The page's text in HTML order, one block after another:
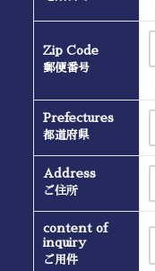
Zip Code
郵便番号
Prefectures
都道府県
Address
ご住所
content of
inquiry
ご用件